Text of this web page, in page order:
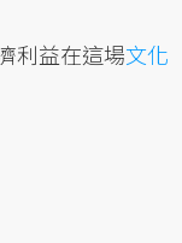
利益在這場文化